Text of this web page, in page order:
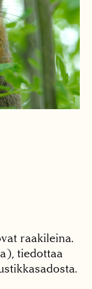
raakileina.
tiedottaa